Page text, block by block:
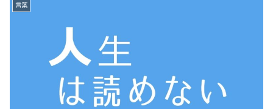
言葉